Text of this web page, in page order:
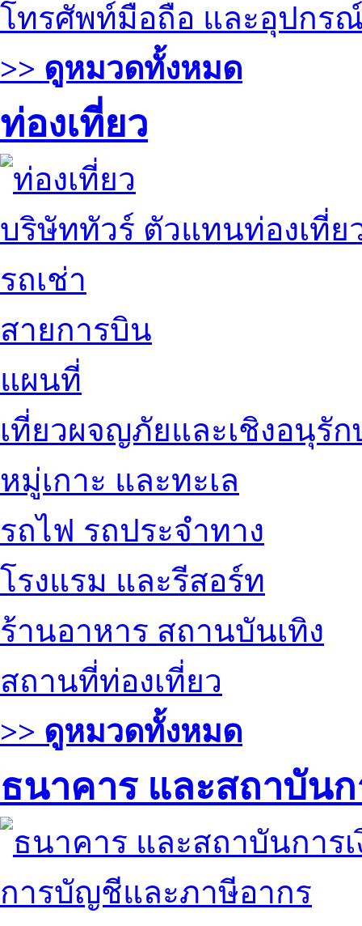
โทรศัพท์มือถือ และอุปกร
>> ดูหมวดทั้งหมด
ท่องเที่ยว
บริษัททัวร์ ตัวแทนท่องเที่ย
รถเช่า
สายการบิน
แผนที่
เที่ยวผจญภัยและเชิงอนุรัก
หมู่เกาะ และทะเล
รถไฟ รถประจำทาง
โรงแรม และรีสอร์ท
ร้านอาหาร สถานบันเทิง
สถานที่ท่องเที่ยว
>> ดูหมวดทั้งหมด
ธนาคาร และสถาบันก
การบัญชีและภาษีอากร